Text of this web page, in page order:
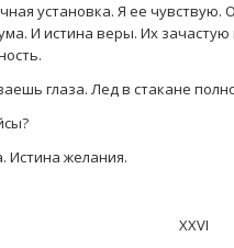
установка. Я ее
И истина веры. Их
глаза. Лед в стакане
Истина желания.
XXVI